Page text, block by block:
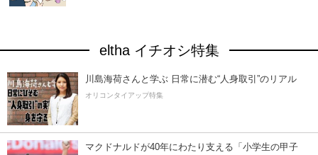
eltha イチオシ特集
川島海荷さんと学ぶ 日常に潜む“人身取引”のリアル
オリコンタイアップ特集
マクドナルドが40年にわたり支える「小学生の甲子